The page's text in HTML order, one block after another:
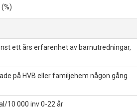
ett års erfarenhet av barnutredningar,
på HVB eller familjehem någon gång
10 000 inv 0-22 år